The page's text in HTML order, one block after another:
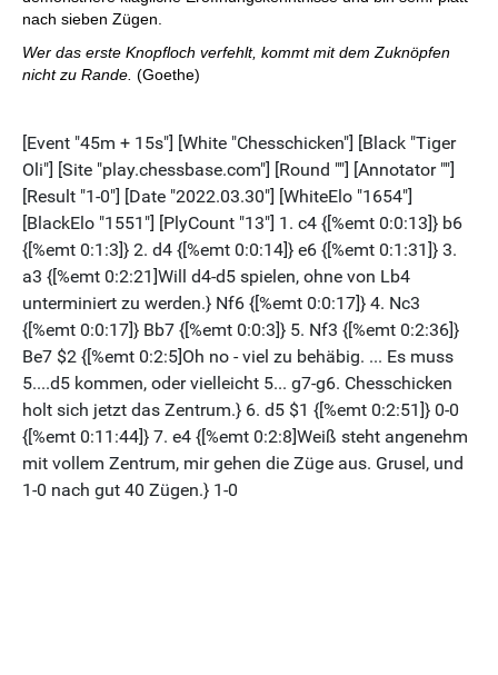
nach sieben Zügen.
Wer das erste Knopfloch verfehlt, kommt mit dem Zuknöpfen
nicht zu Rande. (Goethe)